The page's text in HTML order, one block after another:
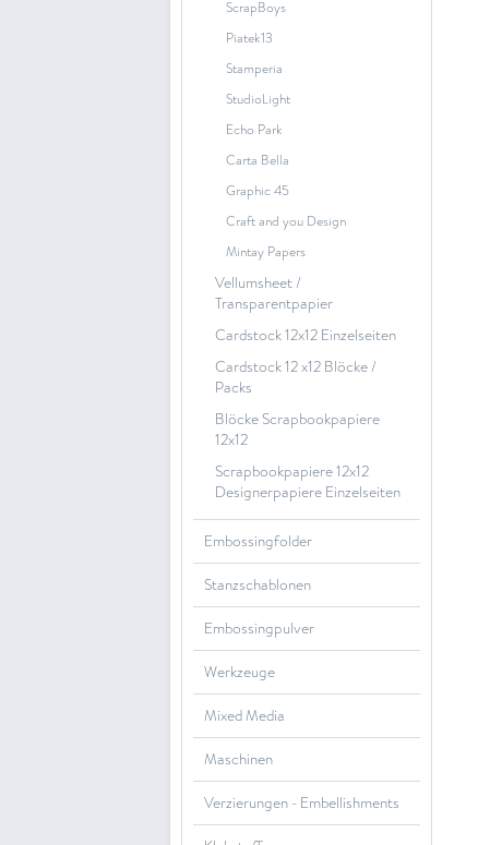
ScrapBoys
Piatek13
Stamperia
StudioLight
Echo Park
Carta Bella
Graphic 45
Craft and you Design
Mintay Papers
Vellumsheet /
Transparentpapier
Cardstock 12x12 Einzelseiten
Cardstock 12 x12 Blöcke /
Packs
Blöcke Scrapbookpapiere
12x12
Scrapbookpapiere 12x12
Designerpapiere Einzelseiten
Embossingfolder
Stanzschablonen
Embossingpulver
Werkzeuge
Mixed Media
Maschinen
Verzierungen - Embellishments